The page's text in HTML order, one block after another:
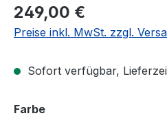
Regulärer Preis:
249,00 €
Preise inkl. MwSt. zzgl.
Sofort verfügbar,
Farbeauswählen